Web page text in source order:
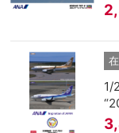
1/